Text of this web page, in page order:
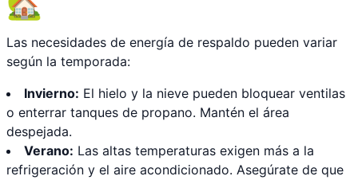
Las necesidades de energía de respaldo pueden variar
según la temporada:
Invierno: El hielo y la nieve pueden bloquear ventilas
o enterrar tanques de propano. Mantén el área
despejada.
Verano: Las altas temperaturas exigen más a la
refrigeración y el aire acondicionado. Asegúrate de que